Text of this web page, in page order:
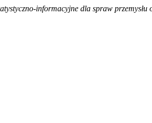
informacyjne dla spraw